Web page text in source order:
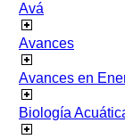
Avá
Avances
Avances en
Biología